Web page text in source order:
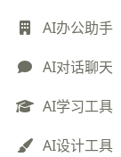
AI办公助手
AI对话聊天
AI学习工具
AI设计工具